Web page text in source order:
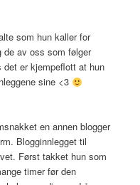
som hun kaller for
de av oss som følger
det er kjempeflott at hun
sine <3
en annen blogger
Blogginnlegget til
Først takket hun som
timer før den